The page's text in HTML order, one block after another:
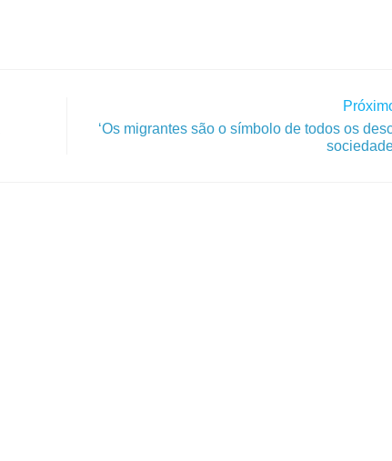
‘Os migrantes são o símbolo de todos os